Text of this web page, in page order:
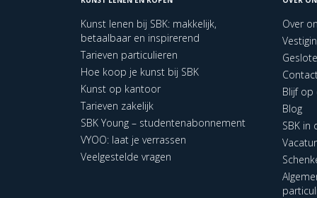
Kunst lenen bij SBK: makkelijk,
betaalbaar en inspirerend
Tarieven particulieren
Hoe koop je kunst bij SBK
Kunst op kantoor
Tarieven zakelijk
SBK Young – studentenabonnement
VYOO: laat je verrassen
Veelgestelde vragen
Over
Blijf op
Blog
SBK in